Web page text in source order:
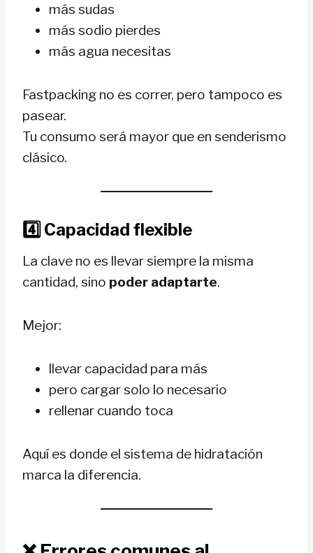
más sudas
más sodio pierdes
más agua necesitas
Fastpacking no es correr, pero tampoco es
pasear.
Tu consumo será mayor que en senderismo
clásico.
4️⃣ Capacidad flexible
La clave no es llevar siempre la misma
cantidad, sino poder adaptarte.
Mejor:
llevar capacidad para más
pero cargar solo lo necesario
rellenar cuando toca
Aquí es donde el sistema de hidratación
marca la diferencia.